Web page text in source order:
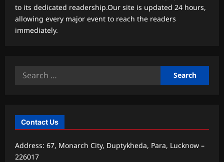
to its dedicated readership.Our site is updated 24 hours,
allowing every major event to reach the readers
immediately.
Search
Contact Us
Address: 67, Monarch City, Duptykheda, Para, Lucknow –
226017